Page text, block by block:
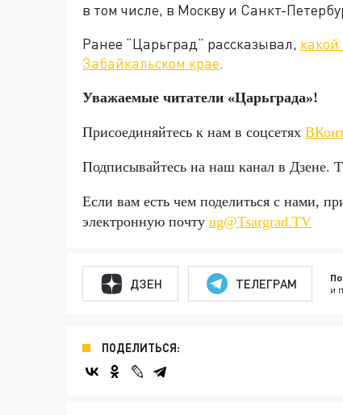
в том числе, в Москву и Санкт-
Ранее “Царьград” рассказывал,
Забайкальском крае.
Уважаемые читатели «Царьграда»!
Присоединяйтесь к нам в соцсетях
Подписывайтесь на наш канал в Дзене.
Если вам есть чем поделиться с нами,
электронную почту ug@Tsargrad.TV
ДЗЕН ТЕЛЕГРАМ и
ПОДЕЛИТЬСЯ: